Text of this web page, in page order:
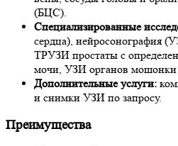
(БЦС).
Специализированные
сердца), нейросонография
ТРУЗИ простаты с
мочи, УЗИ органов мошонки
Дополнительные услуги:
и снимки УЗИ по запросу.
Преимущества